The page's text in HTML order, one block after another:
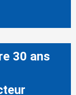
30 ans